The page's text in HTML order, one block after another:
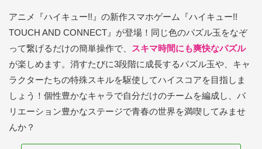
アニメ『ハイキュー!!』の新作スマホゲーム『ハイキュー!!
TOUCH AND CONNECT』が登場！同じ色のパズル玉をなぞ
って繋げるだけの簡単操作で、
スキマ時間にも爽快なパズル
が楽しめます。消すたびに3段階に成長するパズル玉や、キャ
ラクターたちの特殊スキルを駆使してハイスコアを目指しま
しょう！個性豊かなキャラで自分だけのチームを編成し、バ
リエーション豊かなステージで青春の世界を満喫してみませ
んか？